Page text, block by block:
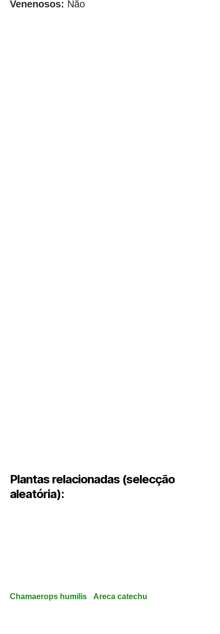
Venenosos: Não
Plantas relacionadas (selecção
aleatória):
Chamaerops humilis Areca catechu